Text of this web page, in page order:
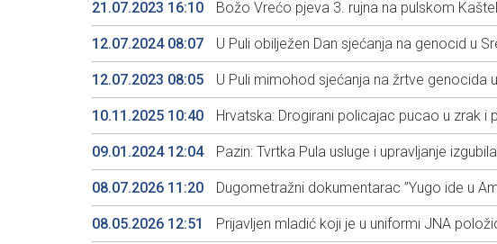
21.07.2023 16:10 Božo Vrećo pjeva 3. rujna na pulskom
12.07.2024 08:07 U Puli obilježen Dan sjećanja na genocid u
12.07.2023 08:05 U Puli mimohod sjećanja na žrtve genocida
10.11.2025 10:40 Hrvatska: Drogirani policajac pucao u zrak i
09.01.2024 12:04 Pazin: Tvrtka Pula usluge i upravljanje
08.07.2026 11:20 Dugometražni dokumentarac ”Yugo ide u
08.05.2026 12:51 Prijavljen mladić koji je u uniformi JNA